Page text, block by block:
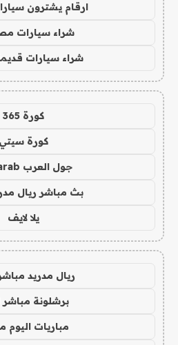
ارقام يشترون
شراء سيارات
شراء سيارات
كورة 365
كورة سيتي
جول العرب goalarab
بث مباشر ريال
يلا لايف
ريال مدريد
برشلونة مباشر
مباريات اليوم